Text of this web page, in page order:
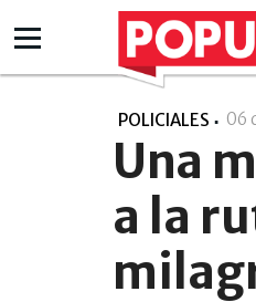
POLICIALES 06
Una
a la